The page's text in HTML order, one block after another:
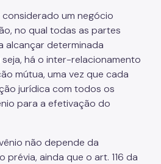
um negócio
no qual todas as partes
alcançar determinada
há o inter-relacionamento
mútua, uma vez que cada
jurídica com todos os
para a efetivação do
não depende da
prévia, ainda que o art. 116 da